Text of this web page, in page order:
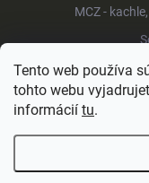
Tento web používa
tohto webu
informácií tu.
MCZ -